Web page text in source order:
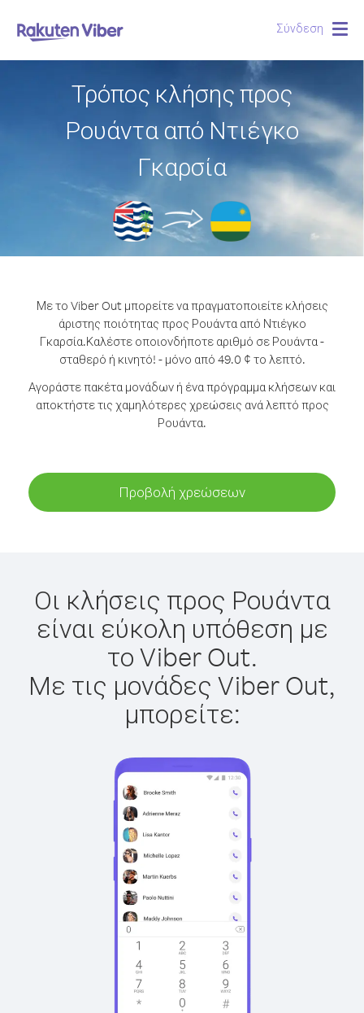
Σύνδεση
Τρόπος κλήσης προς
Ρουάντα από Ντιέγκο
Γκαρσία
Με το Viber Out μπορείτε να πραγματοποιείτε κλήσεις
άριστης ποιότητας προς Ρουάντα από Ντιέγκο
Γκαρσία.Καλέστε οποιονδήποτε αριθμό σε Ρουάντα -
σταθερό ή κινητό! - μόνο από 49.0 ¢ το λεπτό.
Αγοράστε πακέτα μονάδων ή ένα πρόγραμμα κλήσεων και
αποκτήστε τις χαμηλότερες χρεώσεις ανά λεπτό προς
Ρουάντα.
Προβολή χρεώσεων
Οι κλήσεις προς Ρουάντα
είναι εύκολη υπόθεση με
το Viber Out.
Με τις μονάδες Viber Out,
μπορείτε: